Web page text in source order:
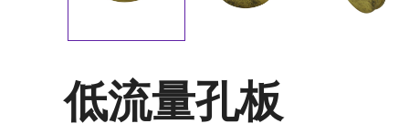
低流量孔板